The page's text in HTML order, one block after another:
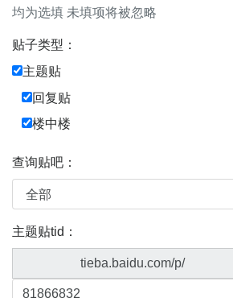
均为选填 未填项将被忽略
贴子类型：
主题贴
回复贴
楼中楼
查询贴吧：
主题贴tid：
tieba.baidu.com/p/